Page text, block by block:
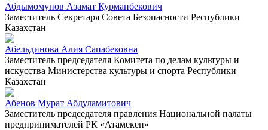
Абдымомунов Азамат Курманбекович
Заместитель Секретаря Совета Безопасности Республики
Казахстан
Абельдинова Алия Сапабековна
Заместитель председателя Комитета по делам культуры и
искусства Министерства культуры и спорта Республики
Казахстан
Абенов Мурат Абдуламитович
Заместитель председателя правления Национальной палаты
предпринимателей РК «Атамекен»